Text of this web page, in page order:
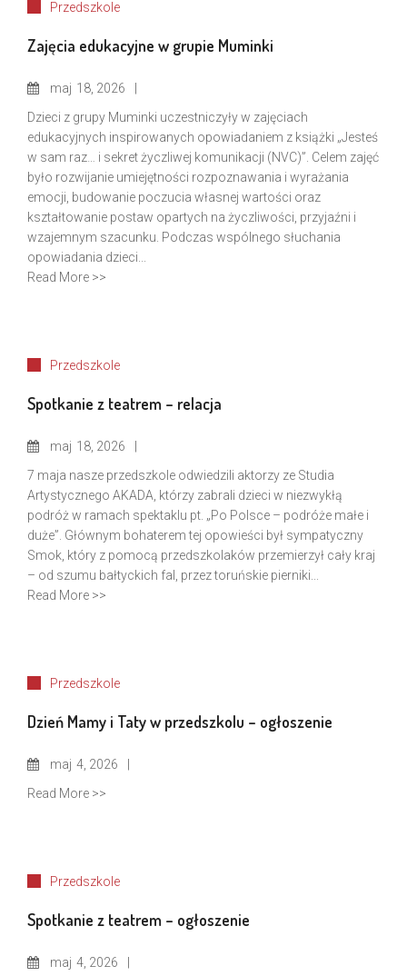
Przedszkole
Zajęcia edukacyjne w grupie Muminki
maj 18, 2026
Dzieci z grupy Muminki uczestniczyły w zajęciach
edukacyjnych inspirowanych opowiadaniem z książki „Jesteś
w sam raz… i sekret życzliwej komunikacji (NVC)”. Celem zajęć
było rozwijanie umiejętności rozpoznawania i wyrażania
emocji, budowanie poczucia własnej wartości oraz
kształtowanie postaw opartych na życzliwości, przyjaźni i
wzajemnym szacunku. Podczas wspólnego słuchania
opowiadania dzieci...
Read More >>
Przedszkole
Spotkanie z teatrem – relacja
maj 18, 2026
7 maja nasze przedszkole odwiedzili aktorzy ze Studia
Artystycznego AKADA, którzy zabrali dzieci w niezwykłą
podróż w ramach spektaklu pt. „Po Polsce – podróże małe i
duże”. Głównym bohaterem tej opowieści był sympatyczny
Smok, który z pomocą przedszkolaków przemierzył cały kraj
– od szumu bałtyckich fal, przez toruńskie pierniki...
Read More >>
Przedszkole
Dzień Mamy i Taty w przedszkolu – ogłoszenie
maj 4, 2026
Read More >>
Przedszkole
Spotkanie z teatrem – ogłoszenie
maj 4, 2026